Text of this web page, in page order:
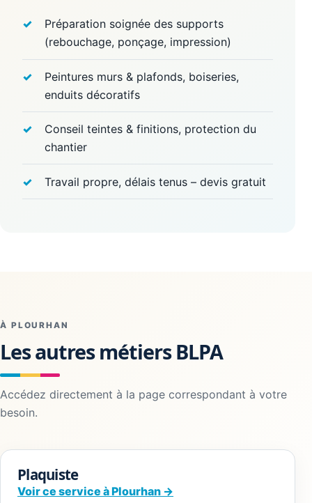
Préparation soignée des supports
(rebouchage, ponçage, impression)
Peintures murs & plafonds, boiseries,
enduits décoratifs
Conseil teintes & finitions, protection du
chantier
Travail propre, délais tenus – devis gratuit
À PLOURHAN
Les autres métiers BLPA
Accédez directement à la page correspondant à votre
besoin.
Plaquiste
Voir ce service à Plourhan →